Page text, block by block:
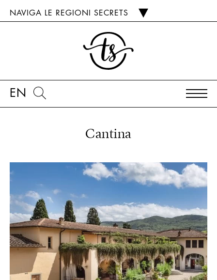
NAVIGA LE REGIONI SECRETS
EN
Cantina